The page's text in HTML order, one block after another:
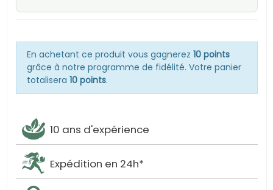
En achetant ce produit vous gagnerez 10 points
grâce à notre programme de fidélité. Votre panier
totalisera 10 points.
10 ans d'expérience
Expédition en 24h*